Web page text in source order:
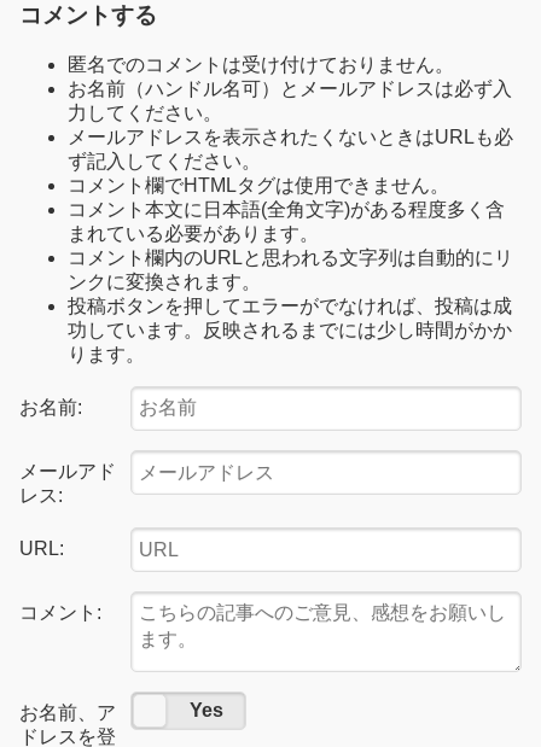
コメントする
匿名でのコメントは受け付けておりません。
お名前（ハンドル名可）とメールアドレスは必ず入
力してください。
メールアドレスを表示されたくないときはURLも必
ず記入してください。
コメント欄でHTMLタグは使用できません。
コメント本文に日本語(全角文字)がある程度多く含
まれている必要があります。
コメント欄内のURLと思われる文字列は自動的にリ
ンクに変換されます。
投稿ボタンを押してエラーがでなければ、投稿は成
功しています。反映されるまでには少し時間がかか
ります。
お名前:
メールアド
レス:
URL:
コメント:
お名前、ア
ドレスを登
No Yes